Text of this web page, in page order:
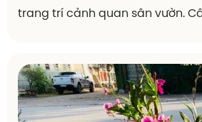
trang trí cảnh quan sân vườn.
sóc loại cây, tạo điều kiện để